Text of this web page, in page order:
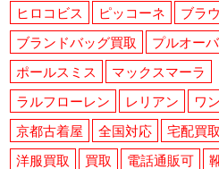
ヒロコビス
ピッコーネ
ブラ
ブランドバッグ買取
プルオー
ポールスミス
マックスマーラ
ラルフローレン
レリアン
ワ
京都古着屋
全国対応 宅配買取
洋服買取
買取 電話通販可